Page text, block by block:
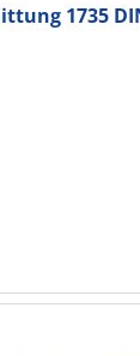
1735